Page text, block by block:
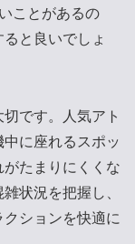
ことがあるの
と良いでしょ
です。人気アト
に座れるスポッ
がたまりにくくな
状況を把握し、
ションを快適に